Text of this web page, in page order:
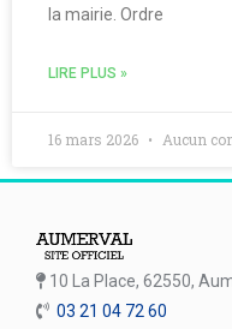
la mairie. Ordre
LIRE PLUS »
16 mars 2026 Aucun
10 La Place, 62550,
03 21 04 72 60